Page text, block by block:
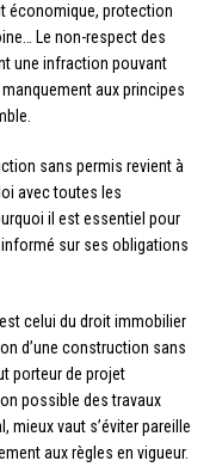
économique, protection
Le non-respect des
une infraction pouvant
aux principes
sans permis revient à
avec toutes les
il est essentiel pour
sur ses obligations
celui du droit immobilier
d’une construction sans
porteur de projet
possible des travaux
mieux vaut s’éviter pareille
aux règles en vigueur.